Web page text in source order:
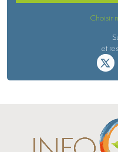
Choisir
et